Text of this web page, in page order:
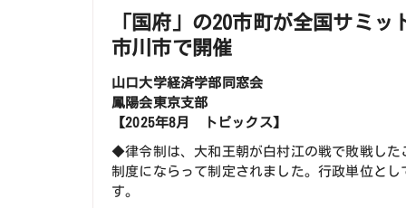
「国府」の20市町が全国サミ
市川市で開催
山口大学経済学部同窓会
鳳陽会東京支部
【2025年8月 トピックス】
◆律令制は、大和王朝が白村江の戦で敗戦し
制度にならって制定されました。行政単位と
す。